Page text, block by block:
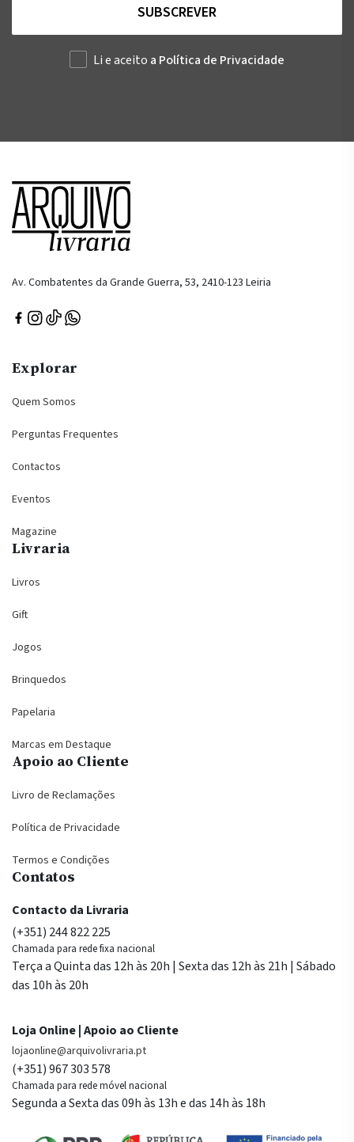
SUBSCREVER
Li e aceito a Política de Privacidade
Av. Combatentes da Grande Guerra, 53, 2410-123 Leiria
Explorar
Quem Somos
Perguntas Frequentes
Contactos
Eventos
Magazine
Livraria
Livros
Gift
Jogos
Brinquedos
Papelaria
Marcas em Destaque
Apoio ao Cliente
Livro de Reclamações
Política de Privacidade
Termos e Condições
Contatos
Contacto da Livraria
(+351) 244 822 225
Chamada para rede fixa nacional
Terça a Quinta das 12h às 20h | Sexta das 12h às 21h | Sábado
das 10h às 20h
Loja Online | Apoio ao Cliente
lojaonline@arquivolivraria.pt
(+351) 967 303 578
Chamada para rede móvel nacional
Segunda a Sexta das 09h às 13h e das 14h às 18h